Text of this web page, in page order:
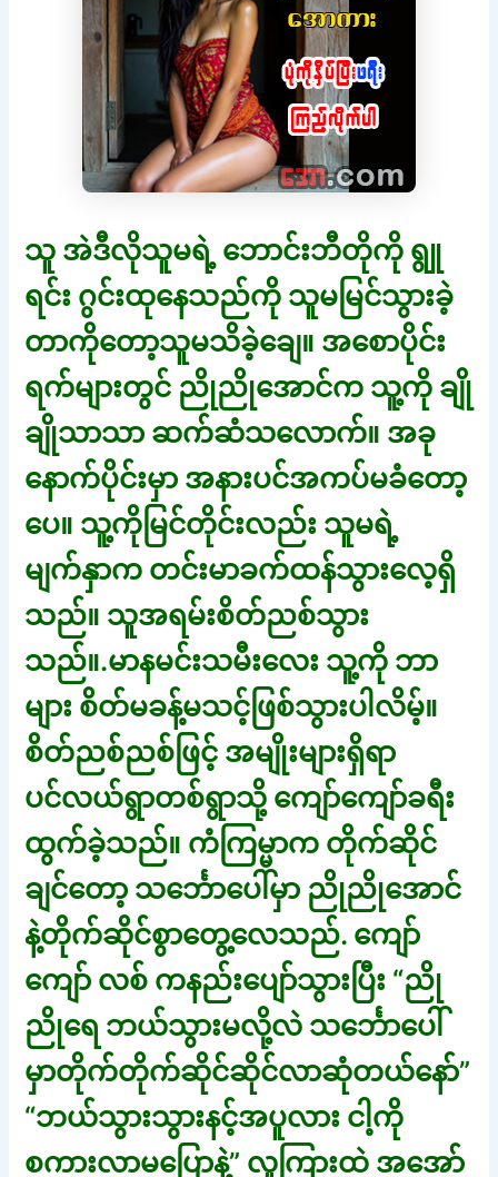
သူ အဲဒီလိုသူမရဲ့ ဘောင်းဘီတိုကို ရွူ
ရင်း ဂွင်းထုနေသည်ကို သူမမြင်သွားခဲ့
တာကိုတော့သူမသိခဲ့ချေ။ အစောပိုင်း
ရက်များတွင် ညိုညိုအောင်က သူ့ကို ချို
ချိုသာသာ ဆက်ဆံသလောက်။ အခု
နောက်ပိုင်းမှာ အနားပင်အကပ်မခံတော့
ပေ။ သူ့ကိုမြင်တိုင်းလည်း သူမရဲ့
မျက်နှာက တင်းမာခက်ထန်သွားလေ့ရှိ
သည်။ သူအရမ်းစိတ်ညစ်သွား
သည်။.မာနမင်းသမီးလေး သူ့ကို ဘာ
များ စိတ်မခန့်မသင့်ဖြစ်သွားပါလိမ့်။
စိတ်ညစ်ညစ်ဖြင့် အမျိုးများရှိရာ
ပင်လယ်ရွာတစ်ရွာသို့ ကျော်ကျော်ခရီး
ထွက်ခဲ့သည်။ ကံကြမ္မာက တိုက်ဆိုင်
ချင်တော့ သင်္ဘောပေါ်မှာ ညိုညိုအောင်
နဲ့တိုက်ဆိုင်စွာတွေ့လေသည်. ကျော်
ကျော် လစ် ကနည်းပျော်သွားပြီး “ညို
ညိုရေ ဘယ်သွားမလို့လဲ သင်္ဘောပေါ်
မှာတိုက်တိုက်ဆိုင်ဆိုင်လာဆုံတယ်နော်”
“ဘယ်သွားသွားနင့်အပူလား ငါ့ကို
စကားလာမပြောနဲ့” လူကြားထဲ အအော်